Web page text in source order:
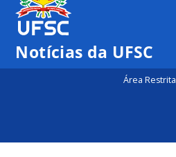
Notícias da UFSC
Área Restrita